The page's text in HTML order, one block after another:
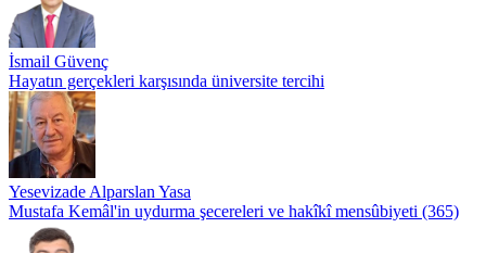
İsmail Güvenç
Hayatın gerçekleri karşısında üniversite tercihi
Yesevizade Alparslan Yasa
Mustafa Kemâl'in uydurma şecereleri ve hakîkî mensûbiyeti (365)